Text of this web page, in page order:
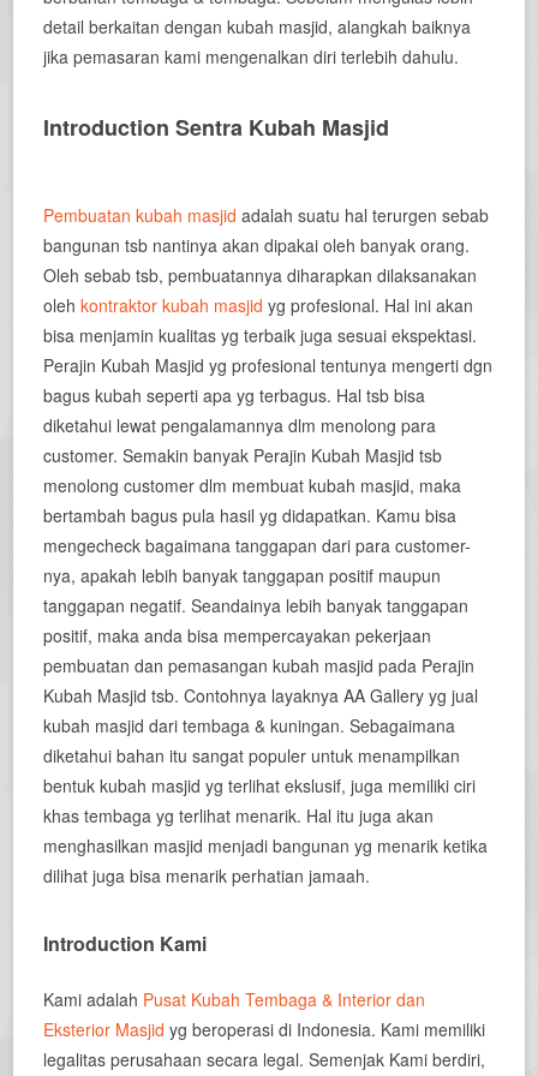
detail berkaitan dengan kubah masjid, alangkah baiknya
jika pemasaran kami mengenalkan diri terlebih dahulu.
Introduction Sentra Kubah Masjid
Pembuatan kubah masjid adalah suatu hal terurgen sebab
bangunan tsb nantinya akan dipakai oleh banyak orang.
Oleh sebab tsb, pembuatannya diharapkan dilaksanakan
olehkontraktor kubah masjid yg profesional. Hal ini akan
bisa menjamin kualitas yg terbaik juga sesuai ekspektasi.
Perajin Kubah Masjid yg profesional tentunya mengerti dgn
bagus kubah seperti apa yg terbagus. Hal tsb bisa
diketahui lewat pengalamannya dlm menolong para
customer. Semakin banyak Perajin Kubah Masjid tsb
menolong customer dlm membuat kubah masjid, maka
bertambah bagus pula hasil yg didapatkan. Kamu bisa
mengecheck bagaimana tanggapan dari para customer-
nya, apakah lebih banyak tanggapan positif maupun
tanggapan negatif. Seandainya lebih banyak tanggapan
positif, maka anda bisa mempercayakan pekerjaan
pembuatan dan pemasangan kubah masjid pada Perajin
Kubah Masjid tsb. Contohnya layaknya AA Gallery yg jual
kubah masjid dari tembaga & kuningan. Sebagaimana
diketahui bahan itu sangat populer untuk menampilkan
bentuk kubah masjid yg terlihat ekslusif, juga memiliki ciri
khas tembaga yg terlihat menarik. Hal itu juga akan
menghasilkan masjid menjadi bangunan yg menarik ketika
dilihat juga bisa menarik perhatian jamaah.
Introduction Kami
Kami adalah Pusat Kubah Tembaga & Interior dan
Eksterior Masjid yg beroperasi di Indonesia. Kami memiliki
legalitas perusahaan secara legal. Semenjak Kami berdiri,